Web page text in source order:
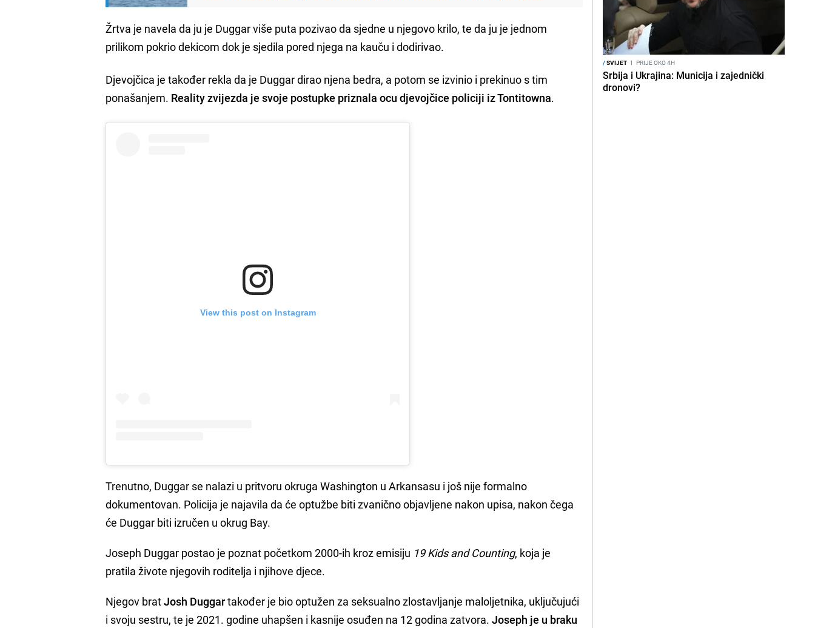
Žrtva je navela da ju je Duggar više puta pozivao da sjedne u njegovo krilo, te da ju je jednom
prilikom pokrio dekicom dok je sjedila pored njega na kauču i dodirivao.
Djevojčica je također rekla da je Duggar dirao njena bedra, a potom se izvinio i prekinuo s tim
ponašanjem. Reality zvijezda je svoje postupke priznala ocu djevojčice policiji iz Tontitowna.
View this post on Instagram
Trenutno, Duggar se nalazi u pritvoru okruga Washington u Arkansasu i još nije formalno
dokumentovan. Policija je najavila da će optužbe biti zvanično objavljene nakon upisa, nakon čega
će Duggar biti izručen u okrug Bay.
Joseph Duggar postao je poznat početkom 2000-ih kroz emisiju 19 Kids and Counting, koja je
pratila živote njegovih roditelja i njihove djece.
Njegov bratJosh Duggartakođer je bio optužen za seksualno zlostavljanje maloljetnika, uključujući
i svoju sestru, te je 2021. godine uhapšen i kasnije osuđen na 12 godina zatvora.Joseph je u braku
/SVIJET I PRIJE OKO 4H
Srbija i Ukrajina: Municija i zajednički
dronovi?